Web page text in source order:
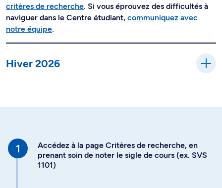
critères de recherche. Si vous éprouvez des difficultés à
naviguer dans le Centre étudiant, communiquez avec
notre équipe.
Hiver 2026
Accédez à la page Critères de recherche, en
prenant soin de noter le sigle de cours (ex. SVS
1101)